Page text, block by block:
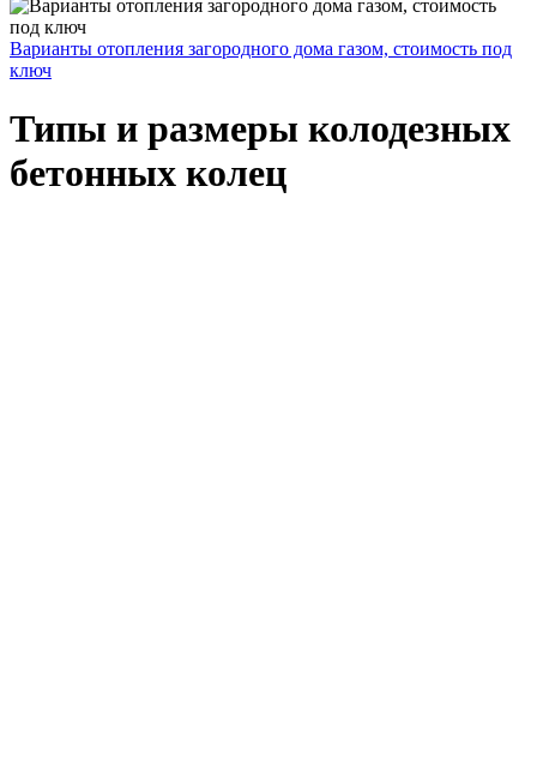
Варианты отопления загородного дома газом, стоимость под
ключ
Типы и размеры колодезных
бетонных колец